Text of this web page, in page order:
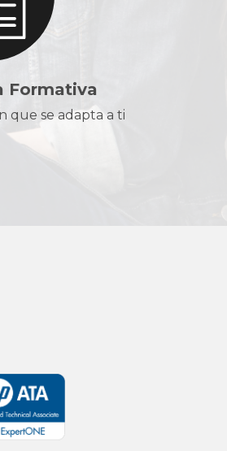
Formativa
que se adapta a ti